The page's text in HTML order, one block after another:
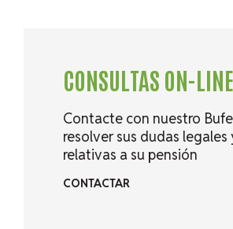
CONSULTAS ON-LINE
Contacte con nuestro
resolver sus dudas legales
relativas a su pensión
CONTACTAR